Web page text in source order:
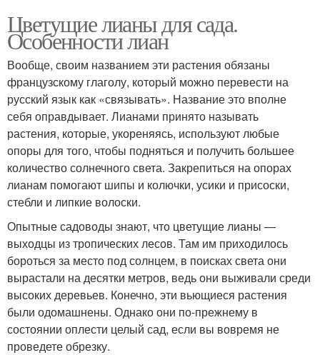
Цветущие лианы для сада.
Особенности лиан
Вообще, своим названием эти растения обязаны
французскому глаголу, который можно перевести на
русский язык как «связывать». Название это вполне
себя оправдывает. Лианами принято называть
растения, которые, укореняясь, используют любые
опоры для того, чтобы подняться и получить большее
количество солнечного света. Закрепиться на опорах
лианам помогают шипы и колючки, усики и присоски,
стебли и липкие волоски.
Опытные садоводы знают, что цветущие лианы —
выходцы из тропических лесов. Там им приходилось
бороться за место под солнцем, в поисках света они
вырастали на десятки метров, ведь они выживали среди
высоких деревьев. Конечно, эти вьющиеся растения
были одомашнены. Однако они по-прежнему в
состоянии оплести целый сад, если вы вовремя не
проведете обрезку.